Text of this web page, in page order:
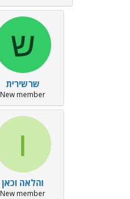
ש
שרשירית
New member
ו
והלאה וכאן
New member